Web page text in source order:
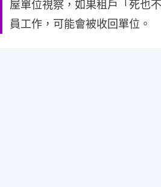
屋單位視察，如果租戶「死也
員工作，可能會被收回單位。